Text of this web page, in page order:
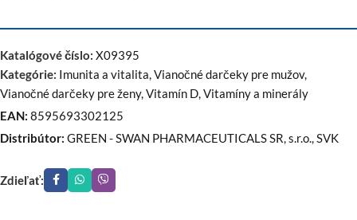
Katalógové číslo: X09395
Kategórie: Imunita a vitalita,Vianočné darčeky pre mužov,
Vianočné darčeky pre ženy,Vitamín D,Vitamíny a minerály
EAN: 8595693302125
Distribútor: GREEN - SWAN PHARMACEUTICALS SR, s.r.o., SVK
Zdieľať: